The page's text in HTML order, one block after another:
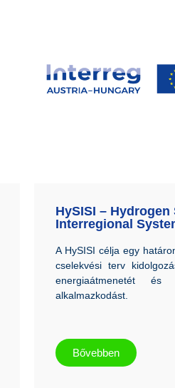
HySISI –
Interregional
A HySISI célja egy
cselekvési terv
energiaátmenetét
alkalmazkodást.
Bővebben